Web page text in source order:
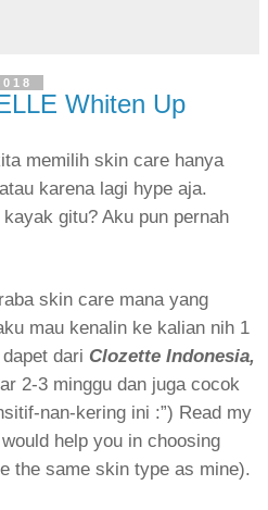
Whiten Up
memilih skin care hanya
karena lagi hype aja.
gitu? Aku pun pernah
skin care mana yang
mau kenalin ke kalian nih 1
dari Clozette Indonesia,
2-3 minggu dan juga cocok
nan-kering ini :”) Read my
help you in choosing
the same skin type as mine).